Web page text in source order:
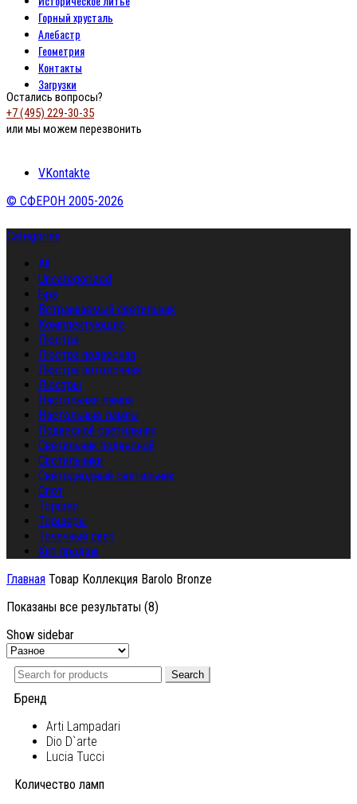
Горный хрусталь
Алебастр
Геометрия
Контакты
Загрузки
Остались вопросы?
+7 (495) 229-30-35
или мы можем перезвонить
VKontakte
© СФЕРОН 2005-2026
Categories
All
Uncategorized
Бра
Встраиваемый светильник
Комплектующие
Люстра
Люстра подвесная
Люстра потолочная
Люстры
Настольная лампа
Настольные лампы
Подвесной светильник
Светильник подвесной
Светильники
Светодиодный светильник
Спот
Торшер
Торшеры
Точечный свет
Хит продаж
Главная Товар Коллекция Barolo Bronze
Показаны все результаты (8)
Show sidebar
Search
Бренд
Arti Lampadari
Dio D`arte
Lucia Tucci
Количество ламп